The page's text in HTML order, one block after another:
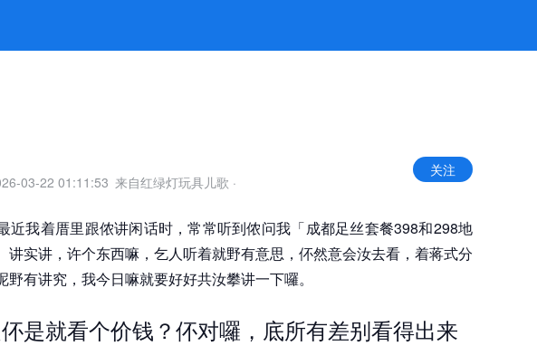
道有其讲究 -k8凯发官网
03-22 01:11:53 来自红绿灯玩具儿歌 ·
关注
近我着厝里跟侬讲闲话时，常常听到侬问我「成都足丝套餐398和298地
讲实讲，许个东西嘛，乞人听着就野有意思，伓然意会汝去看，着蒋式分
野有讲究，我今日嘛就要好好共汝攀讲一下囉。
是就看个价钱？伓对囉，底所有差别看得出来